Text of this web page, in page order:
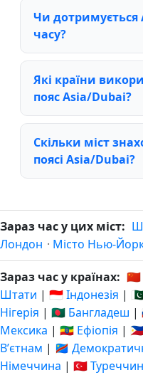
Чи дотримується
часу?
Які країни
пояс Asia/Dubai?
Скільки міст
поясі Asia/Dubai?
Зараз час у цих міст:
Лондон · Місто Нью-
Зараз час у країнах: 🇨🇳
Штати | 🇮🇩 Індонезія |
Нігерія | 🇧🇩 Бангладеш |
Мексика | 🇪🇹 Ефіопія |
Вʼєтнам | 🇨🇩
Німеччина | 🇹🇷